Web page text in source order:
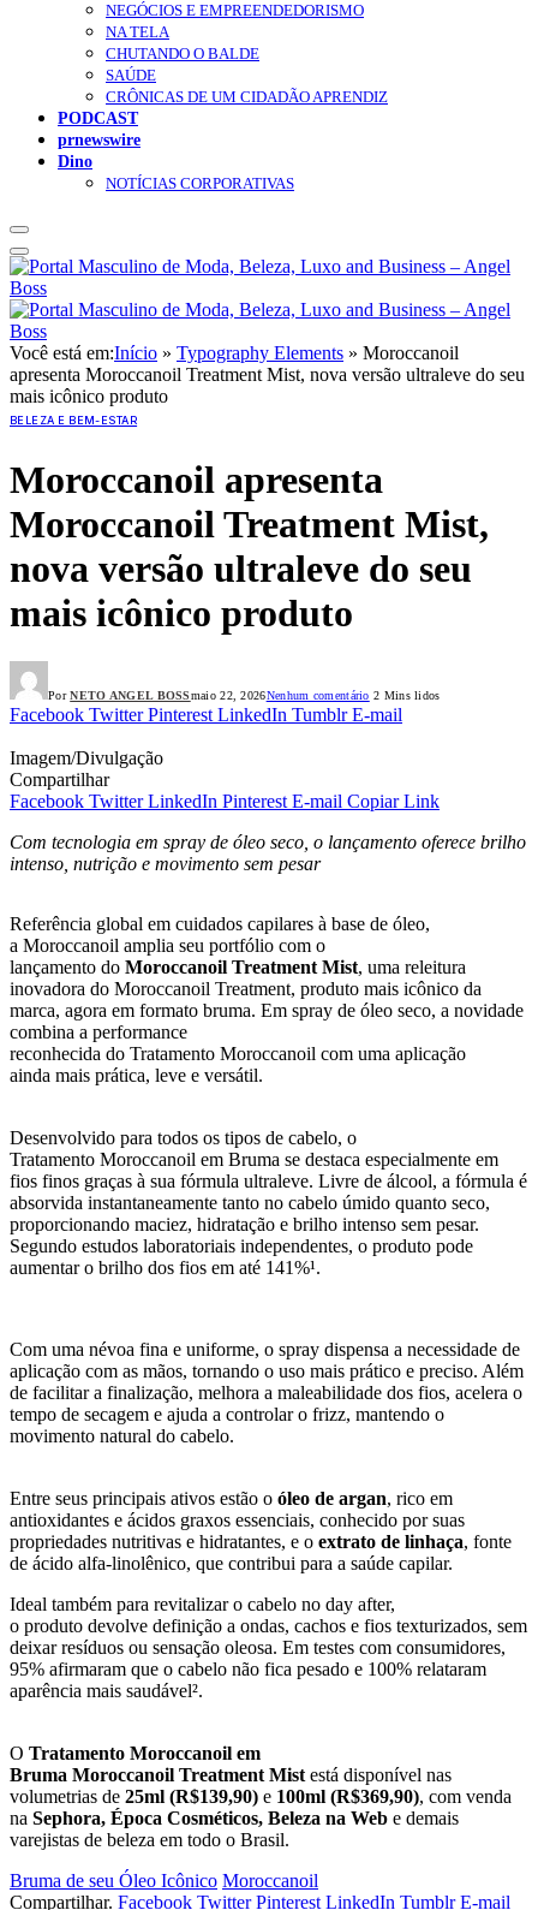
NEGÓCIOS E EMPREENDEDORISMO
NA TELA
CHUTANDO O BALDE
SAÚDE
CRÔNICAS DE UM CIDADÃO APRENDIZ
PODCAST
prnewswire
Dino
NOTÍCIAS CORPORATIVAS
Você está em:Início » Typography Elements » Moroccanoil
apresenta Moroccanoil Treatment Mist, nova versão ultraleve do seu
mais icônico produto
BELEZA E BEM-ESTAR
Moroccanoil apresenta
Moroccanoil Treatment Mist,
nova versão ultraleve do seu
mais icônico produto
Por NETO ANGEL BOSSmaio 22, 2026Nenhum comentário 2 Mins lidos
Facebook Twitter Pinterest LinkedIn Tumblr E-mail
Imagem/Divulgação
Compartilhar
Facebook Twitter LinkedIn Pinterest E-mail Copiar Link
Com tecnologia em spray de óleo seco, o lançamento oferece brilho
intenso, nutrição e movimento sem pesar
Referência global em cuidados capilares à base de óleo,
a Moroccanoil amplia seu portfólio com o
lançamento do Moroccanoil Treatment Mist, uma releitura
inovadora do Moroccanoil Treatment, produto mais icônico da
marca, agora em formato bruma. Em spray de óleo seco, a novidade
combina a performance
reconhecida do Tratamento Moroccanoil com uma aplicação
ainda mais prática, leve e versátil.
Desenvolvido para todos os tipos de cabelo, o
Tratamento Moroccanoil em Bruma se destaca especialmente em
fios finos graças à sua fórmula ultraleve. Livre de álcool, a fórmula é
absorvida instantaneamente tanto no cabelo úmido quanto seco,
proporcionando maciez, hidratação e brilho intenso sem pesar.
Segundo estudos laboratoriais independentes, o produto pode
aumentar o brilho dos fios em até 141%¹.
Com uma névoa fina e uniforme, o spray dispensa a necessidade de
aplicação com as mãos, tornando o uso mais prático e preciso. Além
de facilitar a finalização, melhora a maleabilidade dos fios, acelera o
tempo de secagem e ajuda a controlar o frizz, mantendo o
movimento natural do cabelo.
Entre seus principais ativos estão o óleo de argan, rico em
antioxidantes e ácidos graxos essenciais, conhecido por suas
propriedades nutritivas e hidratantes, e o extrato de linhaça, fonte
de ácido alfa-linolênico, que contribui para a saúde capilar.
Ideal também para revitalizar o cabelo no day after,
o produto devolve definição a ondas, cachos e fios texturizados, sem
deixar resíduos ou sensação oleosa. Em testes com consumidores,
95% afirmaram que o cabelo não fica pesado e 100% relataram
aparência mais saudável².
O Tratamento Moroccanoil em
Bruma Moroccanoil Treatment Mist está disponível nas
volumetrias de 25ml (R$139,90) e 100ml (R$369,90), com venda
na Sephora, Época Cosméticos, Beleza na Web e demais
varejistas de beleza em todo o Brasil.
Bruma de seu Óleo Icônico Moroccanoil
Compartilhar. Facebook Twitter Pinterest LinkedIn Tumblr E-mail